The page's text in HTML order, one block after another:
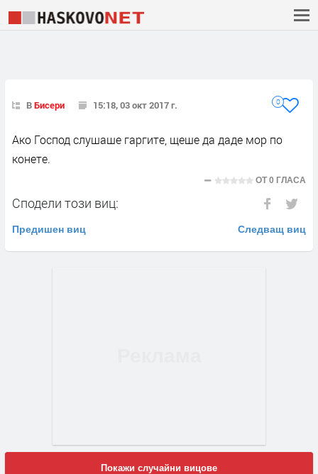
ВБисери 15:18, 03 окт 2017 г. 0
Ако Господ слушаше гаргите, щеше да даде мор по
конете.
ОТ0 ГЛАСА
Сподели този виц:
Предишен виц Следващ виц
Покажи случайни вицове